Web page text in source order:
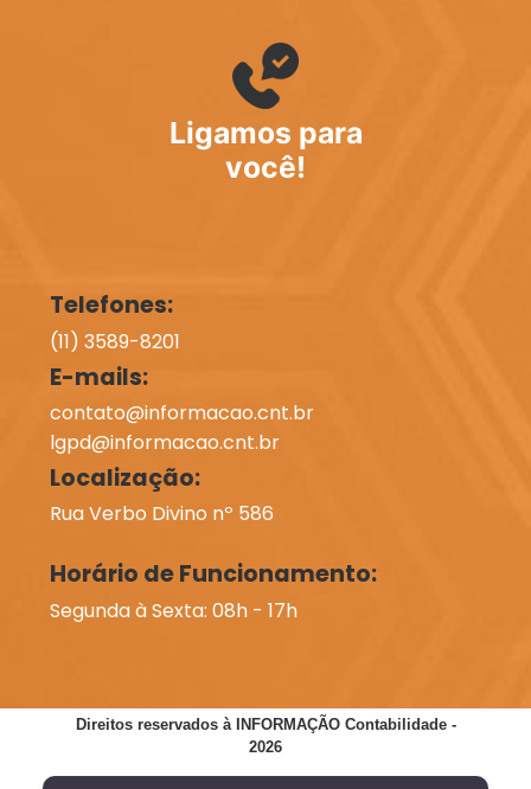
Ligamos para
você!
Telefones:
(11) 3589-8201
E-mails:
contato@informacao.cnt.br
lgpd@informacao.cnt.br
Localização:
Rua Verbo Divino nº 586
Horário de Funcionamento:
Segunda à Sexta: 08h - 17h
Direitos reservados à INFORMAÇÃO Contabilidade -
2026